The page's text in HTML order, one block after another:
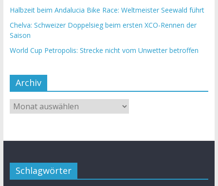
Halbzeit beim Andalucia Bike Race: Weltmeister Seewald führt
Chelva: Schweizer Doppelsieg beim ersten XCO-Rennen der
Saison
World Cup Petropolis: Strecke nicht vom Unwetter betroffen
Archiv
Schlagwörter